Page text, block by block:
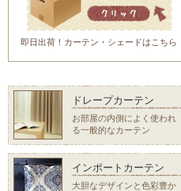
即日出荷！カーテン・シェードはこちら
ドレープカーテン
お部屋の内側によく使われ
る一般的なカーテン
インポートカーテン
大胆なデザインと色彩豊か